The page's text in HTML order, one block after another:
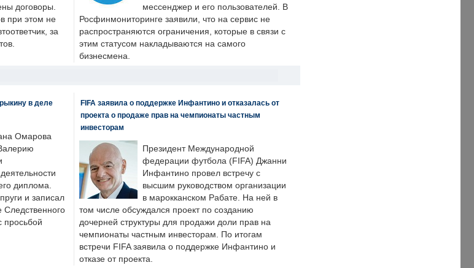
договоры.
при этом не
за
мессенджер и его пользователей. В
Росфинмониторинге заявили, что на сервис не
распространяются ограничения, которые в связи с
этим статусом накладываются на самого
бизнесмена.
в деле
Омарова
диплома.
и записал
Следственного
просьбой
FIFA заявила о поддержке Инфантино и отказалась от
проекта о продаже прав на чемпионаты частным
инвесторам
Президент Международной
федерации футбола (FIFA) Джанни
Инфантино провел встречу с
высшим руководством организации
в марокканском Рабате. На ней в
том числе обсуждался проект по созданию
дочерней структуры для продажи доли прав на
чемпионаты частным инвесторам. По итогам
встречи FIFA заявила о поддержке Инфантино и
отказе от проекта.